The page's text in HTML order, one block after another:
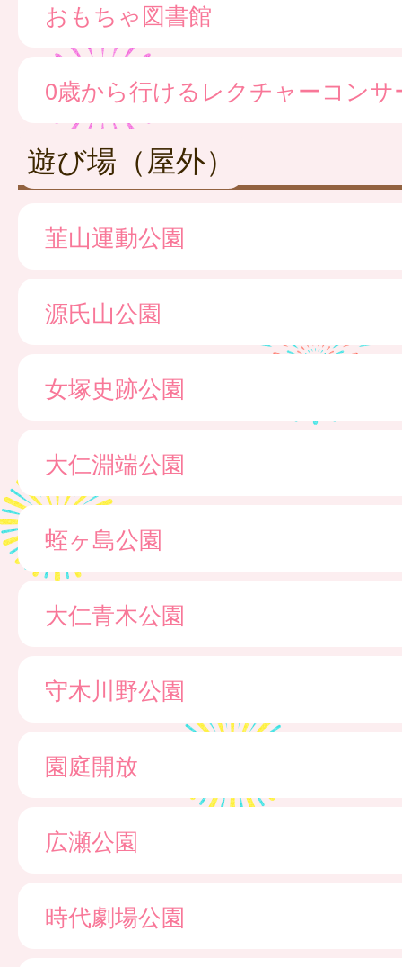
おもちゃ図書館
0歳から行けるレクチャーコンサ
遊び場（屋外）
韮山運動公園
源氏山公園
女塚史跡公園
大仁淵端公園
蛭ヶ島公園
大仁青木公園
守木川野公園
園庭開放
広瀬公園
時代劇場公園